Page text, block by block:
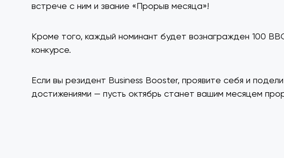
встрече с ним и звание «Прорыв месяца»!
Кроме того, каждый номинант будет вознагражден 100
конкурсе.
Если вы резидент Business Booster, проявите себя и
достижениями — пусть октябрь станет вашим месяцем